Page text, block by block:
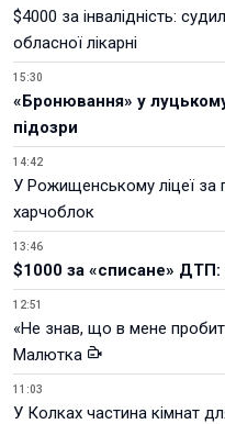
$4000 за інвалідність:
обласної лікарні
15:30
«Бронювання» у
підозри
14:42
У Рожищенському ліцеї за
харчоблок
13:46
$1000 за «списане» ДТП:
12:51
«Не знав, що в мене
Малютка
11:03
У Колках частина кімнат